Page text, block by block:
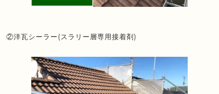
②洋瓦シーラー(スラリー層専用接着剤)